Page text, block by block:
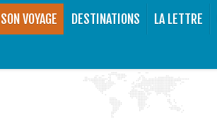
VOYAGE DESTINATIONS LA LETTRE